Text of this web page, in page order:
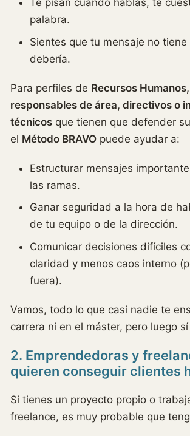
Te pisan cuando hablas, te
palabra.
Sientes que tu mensaje no tiene
debería.
Para perfiles de Recursos
responsables de área, directivos o
técnicos que tienen que defender
el Método BRAVO puede ayudar a:
Estructurar mensajes
las ramas.
Ganar seguridad a la hora de
de tu equipo o de la dirección.
Comunicar decisiones difíciles
claridad y menos caos interno
fuera).
Vamos, todo lo que casi nadie te
carrera ni en el máster, pero luego
2. Emprendedoras y
quieren conseguir clientes
Si tienes un proyecto propio o
freelance, es muy probable que